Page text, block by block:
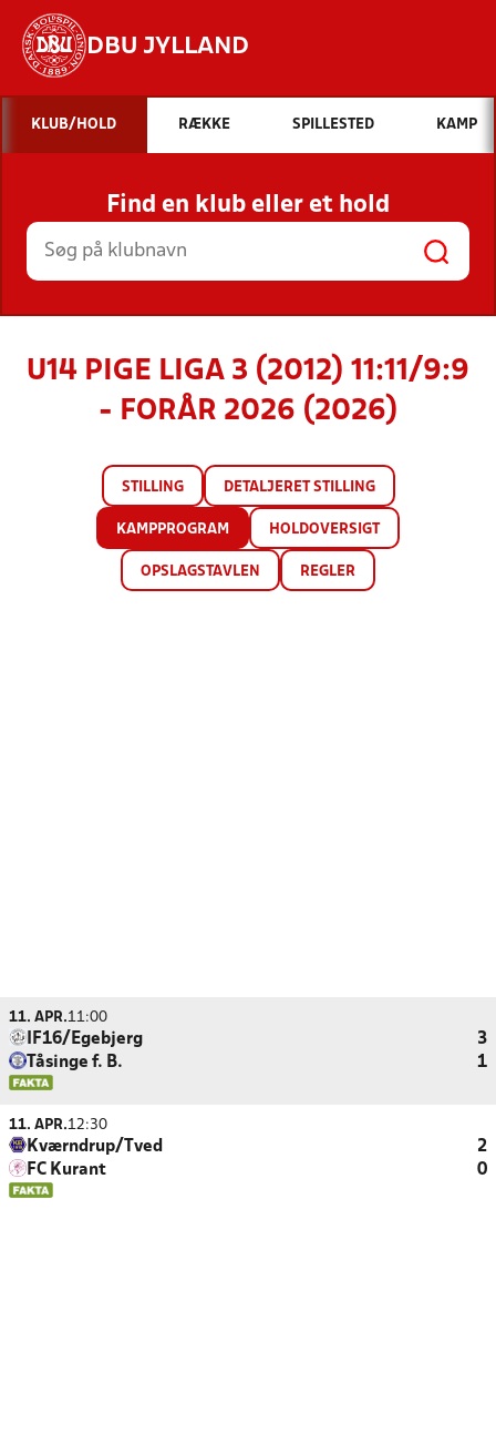
DBU JYLLAND
Hvad vil du søge efter?
INDHOLD OG NYHEDER
STILLINGER, RESULTATER, KLUBBER OG
HOLD
KLUB/HOLD RÆKKE SPILLESTED KAMP
Find en klub eller et hold
U14 PIGE LIGA 3 (2012) 11:11/9:9
- FORÅR 2026 (2026)
STILLING DETALJERET STILLING
KAMPPROGRAM HOLDOVERSIGT
OPSLAGSTAVLEN REGLER
11. APR.11:00
IF16/Egebjerg
3
Tåsinge f. B.
1
11. APR.12:30
Kværndrup/Tved
2
FC Kurant
0